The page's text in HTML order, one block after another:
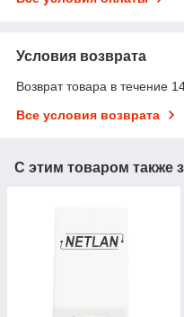
Условия возврата
Возврат товара в течение
Все условия возврата
С этим товаром также